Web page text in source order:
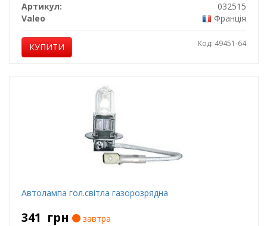
Артикул:
032515
Valeo
Франція
КУПИТИ Код: 49451-64
Автолампа гол.світла газорозрядна
341 грн
завтра